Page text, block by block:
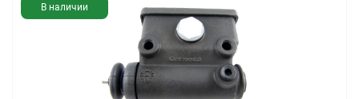
В наличии